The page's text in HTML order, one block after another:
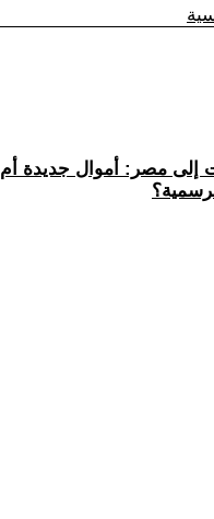
إلى مصر: أموال جديدة أم